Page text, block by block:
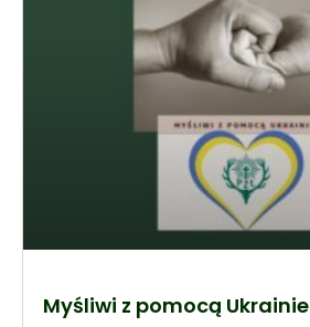
Myśliwi z pomocą Ukrainie